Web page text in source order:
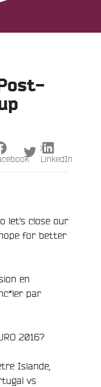
let’s close our
for better
en
par
2016?
Islande,
vs
X
LinkedIn